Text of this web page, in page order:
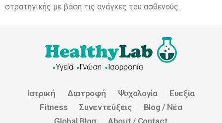
στρατηγικής με βάση τις ανάγκες του ασθενούς.
Ιατρική Διατροφή Ψυχολογία
Ευεξία
Fitness
Συνεντεύξεις
Blog / Νέα
Global Blog
About / Contact